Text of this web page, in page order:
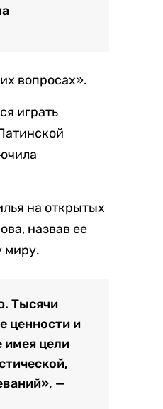
вопросах».
играть
на открытых
назвав ее
миру.
Тысячи
ценности и
имея цели
—